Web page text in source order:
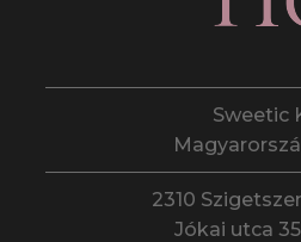
Sweetic
2310
Jókai utca